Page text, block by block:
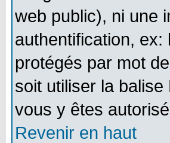
web public), ni une
authentification,
protégés par mot
soit utiliser la
vous y êtes
Revenir en haut